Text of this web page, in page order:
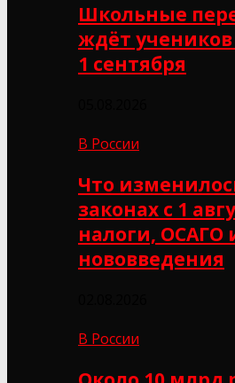
Школьные
ждёт
1 сентября
В России
Что
законах с 1
налоги, ОСАГО
нововведения
В России